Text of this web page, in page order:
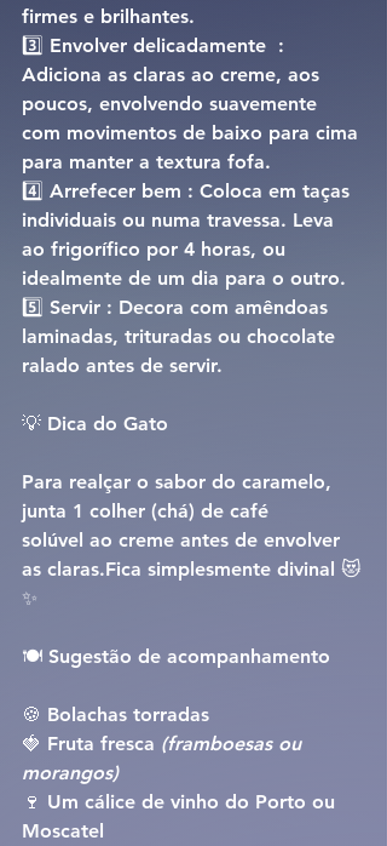
firmes e brilhantes.
3️⃣ Envolver delicadamente  :
Adiciona as claras ao creme, aos
poucos, envolvendo suavemente
com movimentos de baixo para cima
para manter a textura fofa.
4️⃣ Arrefecer bem : Coloca em taças
individuais ou numa travessa. Leva
ao frigorífico por 4 horas, ou
idealmente de um dia para o outro.
5️⃣ Servir : Decora com amêndoas
laminadas, trituradas ou chocolate
ralado antes de servir.
💡 Dica do Gato
Para realçar o sabor do caramelo,
junta 1 colher (chá) de café
solúvel ao creme antes de envolver
as claras.Fica simplesmente divinal 😻
✨
🍽️ Sugestão de acompanhamento
🍪 Bolachas torradas
🍓 Fruta fresca (framboesas ou
morangos)
🍷 Um cálice de vinho do Porto ou
Moscatel